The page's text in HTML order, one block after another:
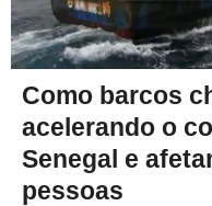
Como barcos
acelerando o
Senegal e
pessoas